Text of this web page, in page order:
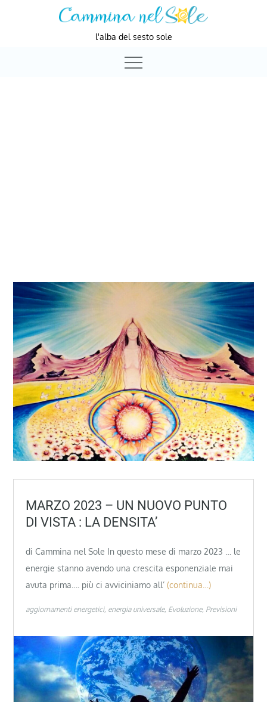
l'alba del sesto sole
MARZO 2023 – UN NUOVO PUNTO
DI VISTA : LA DENSITA’
di Cammina nel Sole In questo mese di marzo 2023 … le
energie stanno avendo una crescita esponenziale mai
avuta prima…. più ci avviciniamo all’ (continua…)
aggiornamenti energetici energia universale Evoluzione Previsioni